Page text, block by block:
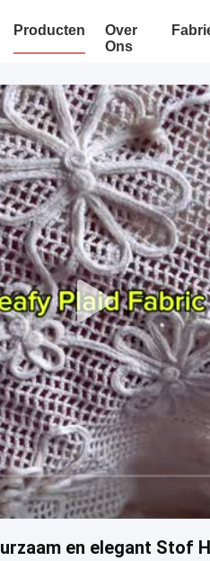
Producten
Over
Ons
en elegant Stof